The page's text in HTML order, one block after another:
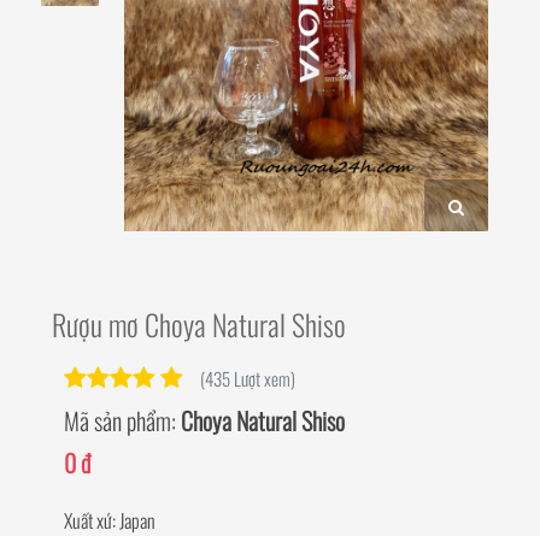
Rượu mơ Choya Natural Shiso
(435 Lượt xem)
Mã sản phẩm: Choya Natural Shiso
0 đ
Xuất xứ: Japan